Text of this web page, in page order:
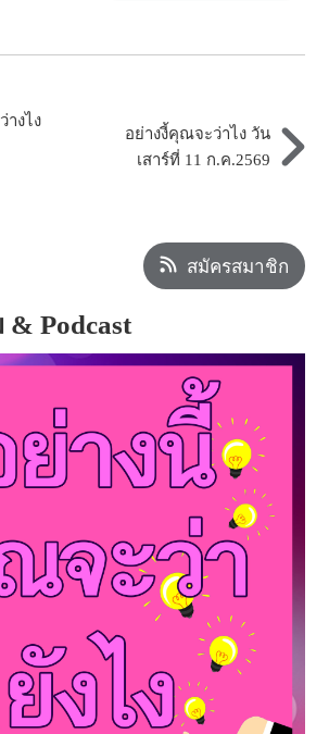
างไง
อย่างงี้คุณจะว่าไง วัน
เสาร์ที่ 11 ก.ค.2569
สมัครสมาชิก
& Podcast